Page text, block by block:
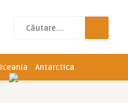
Antarctica